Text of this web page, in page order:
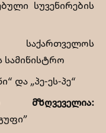
სუვენირების
სამინისტრო
და „პე-ეს-პე“
მზღვეველია: